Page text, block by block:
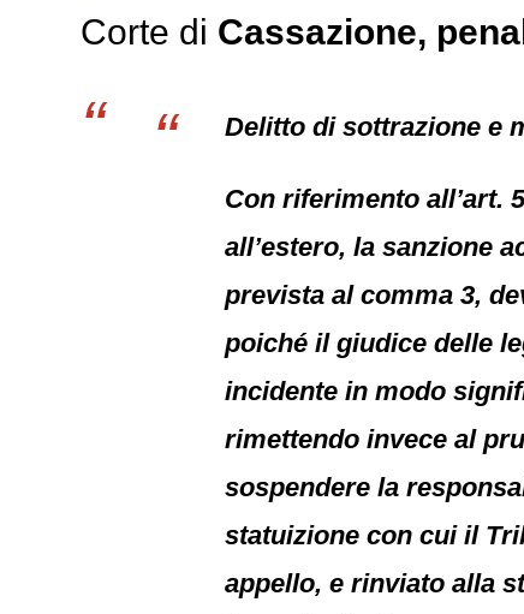
Corte di Cassazione,
Delitto di sottrazione e
Con riferimento all’art.
all’estero, la sanzione
prevista al comma 3,
poiché il giudice delle
incidente in modo
rimettendo invece al
sospendere la
statuizione con cui il
appello, e rinviato alla